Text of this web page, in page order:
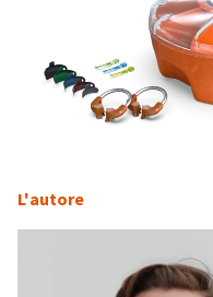
L'autore